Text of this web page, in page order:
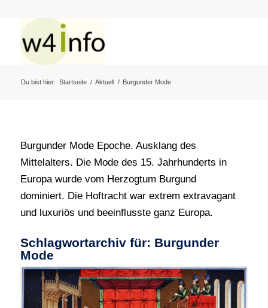
Du bist hier: Startseite / Aktuell / Burgunder Mode
Burgunder Mode Epoche. Ausklang des
Mittelalters. Die Mode des 15. Jahrhunderts in
Europa wurde vom Herzogtum Burgund
dominiert. Die Hoftracht war extrem extravagant
und luxuriös und beeinflusste ganz Europa.
Schlagwortarchiv für: Burgunder
Mode